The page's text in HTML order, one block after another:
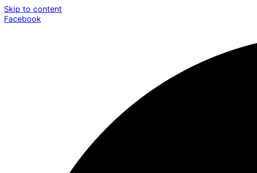
Skip to content
Facebook